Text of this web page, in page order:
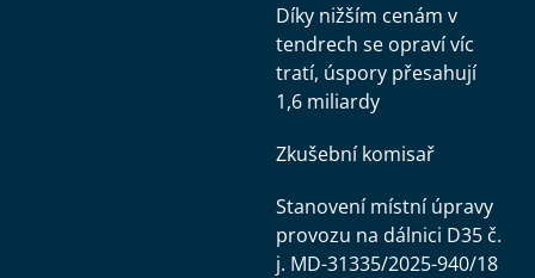
Díky nižším cenám v
tendrech se opraví víc
tratí, úspory přesahují
1,6 miliardy
Zkušební komisař
Stanovení místní úpravy
provozu na dálnici D35 č.
j. MD-31335/2025-940/18